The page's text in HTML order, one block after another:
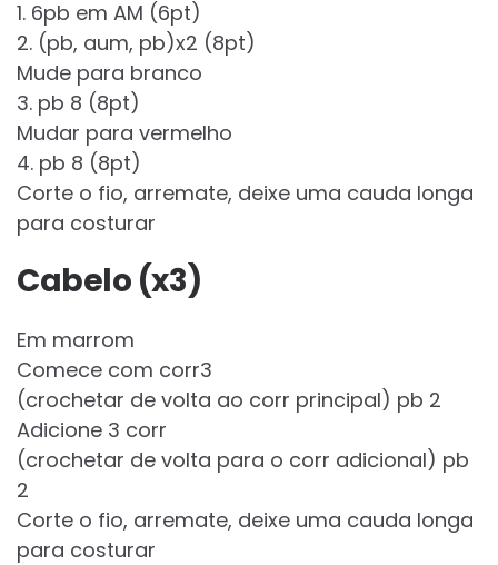
1. 6pb em AM (6pt)
2. (pb, aum, pb)x2 (8pt)
Mude para branco
3. pb 8 (8pt)
Mudar para vermelho
4. pb 8 (8pt)
Corte o fio, arremate, deixe uma cauda longa
para costurar
Cabelo (x3)
Em marrom
Comece com corr3
(crochetar de volta ao corr principal) pb 2
Adicione 3 corr
(crochetar de volta para o corr adicional) pb
2
Corte o fio, arremate, deixe uma cauda longa
para costurar